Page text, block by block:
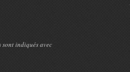
sont indiqués avec